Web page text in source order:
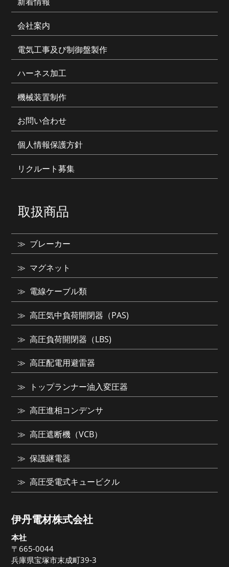
伊丹電材株式会社
本社
〒665-0044
兵庫県宝塚市末成町39-3
会社案内
電気工事及び制御盤製作
ハーネス加工
機械装置制作
お問い合わせ
個人情報保護方針
リクルート募集
取扱商品
ブレーカー
マグネット
電線ケーブル類
高圧気中負荷開閉器（PAS)
高圧負荷開閉器（LBS)
高圧配電用避雷器
トップランナー油入変圧器
高圧進相コンデンサ
高圧遮断機（VCB）
保護継電器
高圧受電式キュービクル